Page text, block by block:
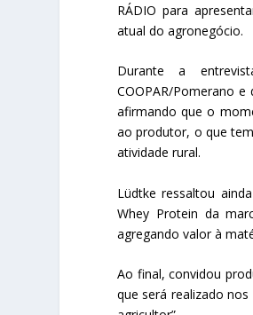
RÁDIO para
atual do agronegócio.
Durante a
COOPAR/Pomerano
afirmando que o
ao produtor, o que
atividade rural.
Lüdtke ressaltou
Whey Protein da
agregando valor à
Ao final, convidou
que será realizado